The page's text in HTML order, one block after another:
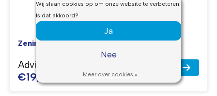
Zenino Colton Lederen Riem - Verstelbaar
Adviesprijs
€19,95
Wij slaan cookies op om onze website te verbeteren.
Is dat akkoord?
Ja
Nee
Meer over cookies »